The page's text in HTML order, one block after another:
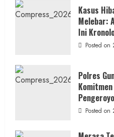
Sampai
TuntasKasus
Melebar:
Ini
Posted
Polres
Posted